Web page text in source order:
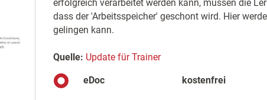
erfolgreich verarbeitet werden kann, müssen die
dass der 'Arbeitsspeicher' geschont wird. Hier
gelingen kann.
Quelle: Update für Trainer
eDoc kostenfrei